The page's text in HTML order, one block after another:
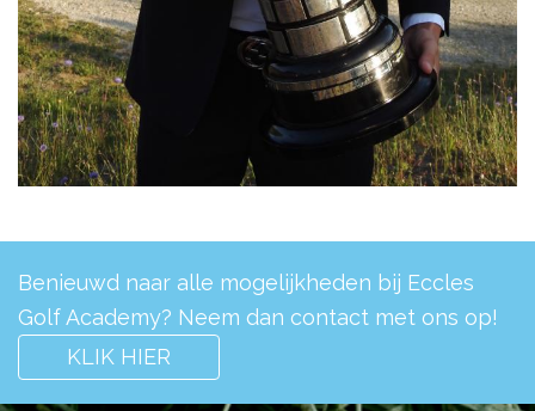
Benieuwd naar alle mogelijkheden bij Eccles
Golf Academy? Neem dan contact met ons op!
KLIK HIER